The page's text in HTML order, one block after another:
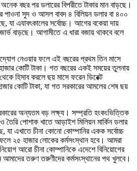
বছর পর ডলারের বিপরীতে টাকার মান বাড়ছে।
পাওনা সুদ ও আসল বাবদ ৪ বিলিয়ন ডলার বা ৪০০
যা এযাবৎকালের সর্বোচ্চ। আগের বকেয়া দায়
বাড়ছে। আগামীতে এ ধারা বজায় থাকবে বলে
নেওয়ার ফলে এই বছরের প্রথম তিন মাসে
কোটি টাকা। গত বছরের একই সময়ের তুলনায়
হিসাব করলে ছয় মাসে ফরেন ডিরেক্ট
কোটি টাকা, যা গত সরকারের আমলের শেষ ছয়
সরকারের অন্যতম বড় লক্ষ্য। সম্প্রতি হংকংভিত্তিক
ও তৈরি পোশাক খাতে আড়াইশ মিলিয়ন মার্কিন ডলার
যা এখাতে চীনা কোনো কোম্পানির একক সর্বোচ্চ
২৫ হাজার লোকের কর্মসংস্থান হবে। আমরা
আরো চীনা কোম্পানিকে এদেশে বিনিয়োগের
তরুণ তরুণীদের কর্মসংস্থানের পথ খুলবে।